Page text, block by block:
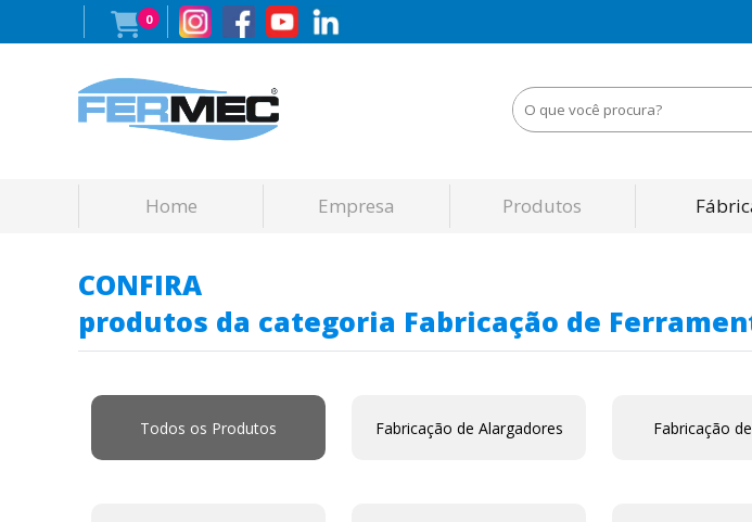
0
Home Empresa Produtos
CONFIRA
produtos da categoria Fabricação de
Todos os Produtos Fabricação de Alargadores Fabricação